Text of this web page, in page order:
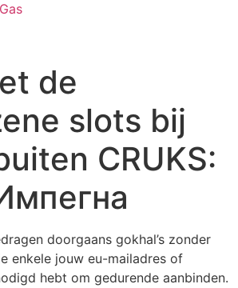
de
slots bij
CRUKS:
doorgaans gokhal’s zonder
enkele jouw eu-mailadres of
hebt om gedurende aanbinden.